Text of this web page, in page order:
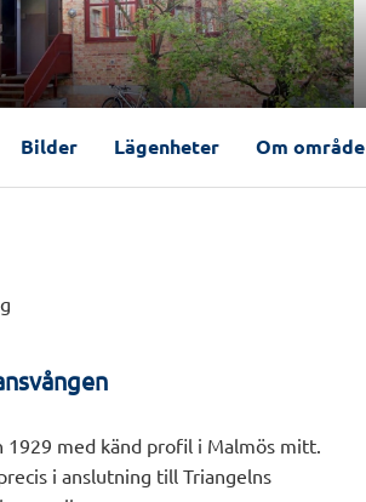
Bilder Lägenheter Om
g
med känd profil i Malmös mitt.
i anslutning till Triangelns